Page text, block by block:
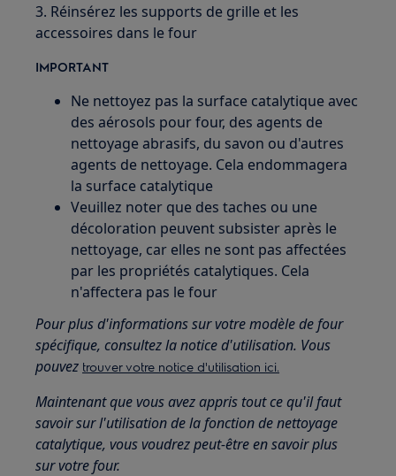
3. Réinsérez les supports de grille et les
accessoires dans le four
IMPORTANT
Ne nettoyez pas la surface catalytique avec
des aérosols pour four, des agents de
nettoyage abrasifs, du savon ou d'autres
agents de nettoyage. Cela endommagera
la surface catalytique
Veuillez noter que des taches ou une
décoloration peuvent subsister après le
nettoyage, car elles ne sont pas affectées
par les propriétés catalytiques. Cela
n'affectera pas le four
Pour plus d'informations sur votre modèle de four
spécifique, consultez la notice d'utilisation. Vous
pouvez trouver votre notice d'utilisation ici.
Maintenant que vous avez appris tout ce qu'il faut
savoir sur l'utilisation de la fonction de nettoyage
catalytique, vous voudrez peut-être en savoir plus
sur votre four.